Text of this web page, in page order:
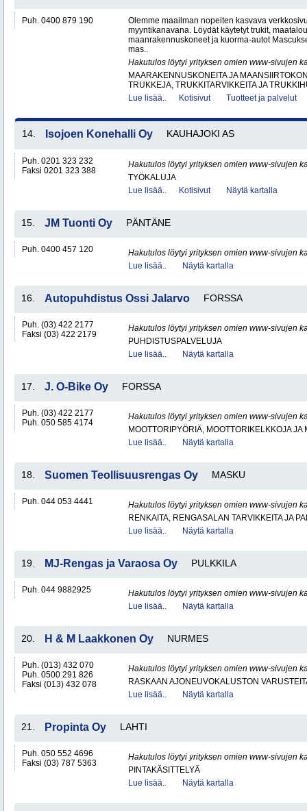
Puh. 0400 879 190
Olemme maailman nopeiten kasvava
myyntikanavana. Löydät käytetyt trukit,
maanrakennuskoneet ja kuorma-autot
mas..
Hakutulos löytyi yrityksen omien www-sivujen
MAARAKENNUSKONEITA JA
TRUKKEJA, TRUKKITARVIKKEITA JA
Lue lisää..
Kotisivut Tuotteet ja palvelut
14. Isojoen Konehalli Oy KAUHAJOKI AS
Puh. 0201 323 232
Faksi 0201 323 388
Hakutulos löytyi yrityksen omien www-sivujen
TYÖKALUJA
Lue lisää..
Kotisivut Näytä kartalla
15. JM Tuonti Oy PÄNTÄNE
Puh. 0400 457 120
Hakutulos löytyi yrityksen omien www-sivujen
Lue lisää..
Näytä kartalla
16. Autopuhdistus Ossi Jalarvo FORSSA
Puh. (03) 422 2177
Faksi (03) 422 2179
Hakutulos löytyi yrityksen omien www-sivujen
PUHDISTUSPALVELUJA
Lue lisää..
Näytä kartalla
17. J. O-Bike Oy FORSSA
Puh. (03) 422 2177
Puh. 050 585 4174
Hakutulos löytyi yrityksen omien www-sivujen
MOOTTORIPYÖRIÄ, MOOTTORIKELKKOJA JA
Lue lisää..
Näytä kartalla
18. Suomen Teollisuusrengas Oy MASKU
Puh. 044 053 4441
Hakutulos löytyi yrityksen omien www-sivujen
RENKAITA, RENGASALAN TARVIKKEITA JA
Lue lisää..
Näytä kartalla
19. MJ-Rengas ja Varaosa Oy PULKKILA
Puh. 044 9882925
Hakutulos löytyi yrityksen omien www-sivujen
Lue lisää..
Näytä kartalla
20. H & M Laakkonen Oy NURMES
Puh. (013) 432 070
Puh. 0500 291 826
Faksi (013) 432 078
Hakutulos löytyi yrityksen omien www-sivujen
RASKAAN AJONEUVOKALUSTON
Lue lisää..
Näytä kartalla
21. Propinta Oy LAHTI
Puh. 050 552 4696
Faksi (03) 787 5363
Hakutulos löytyi yrityksen omien www-sivujen
PINTAKÄSITTELYÄ
Lue lisää..
Näytä kartalla